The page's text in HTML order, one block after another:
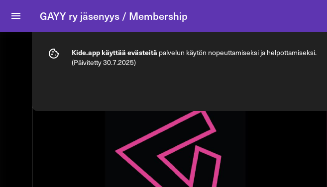
GAYY ry jäsenyys / Membership
Kide.app käyttää evästeitä palvelun käytön nopeuttamiseksi ja helpottamiseksi.
(Päivitetty 30.7.2025)